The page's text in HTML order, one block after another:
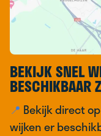
BEKIJK SNEL
BESCHIKBAAR
📍 Bekijk direct
wijken er